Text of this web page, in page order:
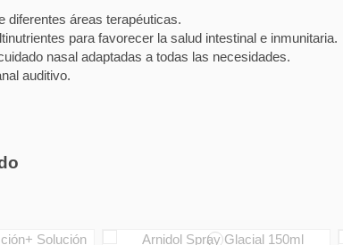
diferentes áreas terapéuticas.
para favorecer la salud intestinal e inmunitaria.
nasal adaptadas a todas las necesidades.
auditivo.